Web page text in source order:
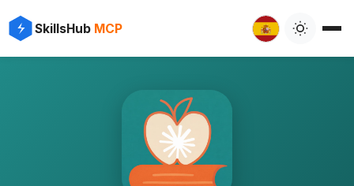
SkillsHub MCP